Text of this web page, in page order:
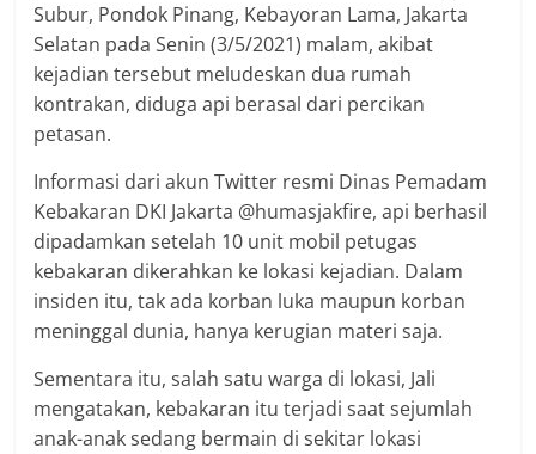
Subur, Pondok Pinang, Kebayoran Lama, Jakarta
Selatan pada Senin (3/5/2021) malam, akibat
kejadian tersebut meludeskan dua rumah
kontrakan, diduga api berasal dari percikan
petasan.
Informasi dari akun Twitter resmi Dinas Pemadam
Kebakaran DKI Jakarta @humasjakfire, api berhasil
dipadamkan setelah 10 unit mobil petugas
kebakaran dikerahkan ke lokasi kejadian. Dalam
insiden itu, tak ada korban luka maupun korban
meninggal dunia, hanya kerugian materi saja.
Sementara itu, salah satu warga di lokasi, Jali
mengatakan, kebakaran itu terjadi saat sejumlah
anak-anak sedang bermain di sekitar lokasi